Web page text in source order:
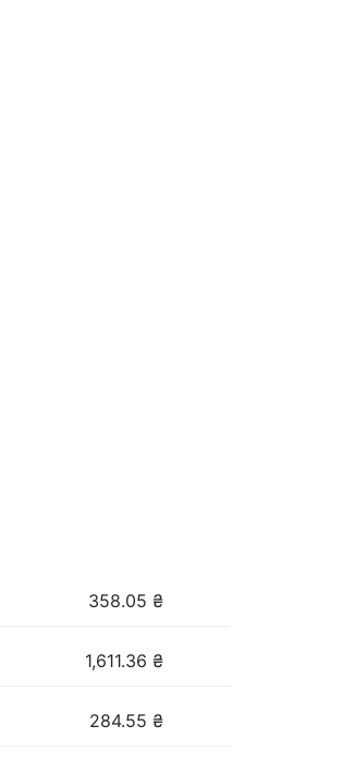
358.05 ₴
1,611.36 ₴
284.55 ₴